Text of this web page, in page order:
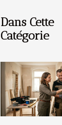
Dans Cette
Catégorie